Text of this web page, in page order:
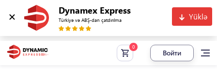
Dynamex Express
Türkiyə və ABŞ-dan çatdırılma Yüklə
Войти